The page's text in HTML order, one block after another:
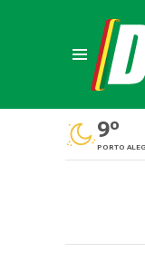
9º
PORTO